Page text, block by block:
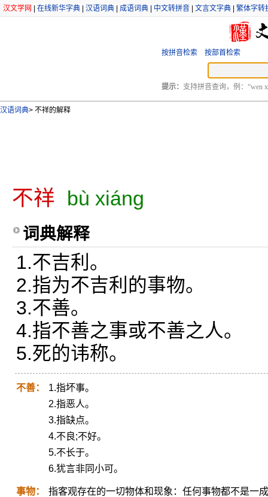
汉文学网 在线新华字典 汉语词典 成语词典 中文转拼音 文言文字典 繁体字转
按拼音检索 按部首检索
提示： 支持拼音查询，例：“wen
汉语词典> 不祥的解释
不祥 bù xiáng
词典解释
1.不吉利。
2.指为不吉利的事物。
3.不善。
4.指不善之事或不善之人。
5.死的讳称。
不善：
1.指坏事。
2.指恶人。
3.指缺点。
4.不良;不好。
5.不长于。
6.犹言非同小可。
事物： 指客观存在的一切物体和现象：任何事物都不是一